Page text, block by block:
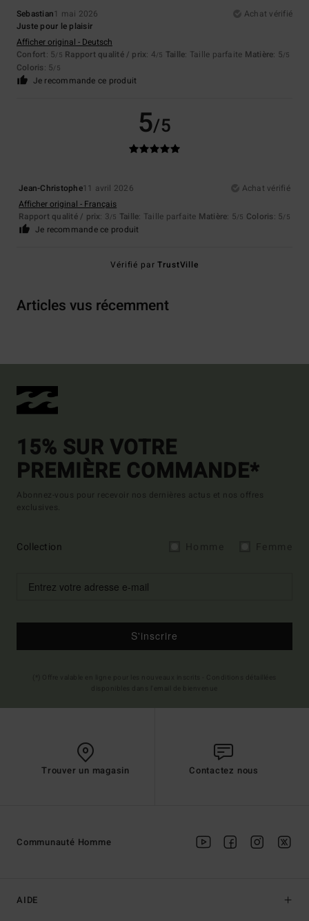
Sebastian1 mai 2026
Achat vérifié
Juste pour le plaisir
Afficher original - Deutsch
Confort: 5/5 Rapport qualité / prix: 4/5 Taille: Taille parfaite Matière: 5/5
Coloris: 5/5
Je recommande ce produit
5/5
Jean-Christophe11 avril 2026
Achat vérifié
Afficher original - Français
Rapport qualité / prix: 3/5 Taille: Taille parfaite Matière: 5/5 Coloris: 5/5
Je recommande ce produit
Vérifié parTrustVille
Articles vus récemment
15% SUR VOTRE
PREMIÈRE COMMANDE*
Abonnez-vous pour recevoir nos dernières actus et nos offres
exclusives.
Collection
S'inscrire
Trouver un magasin Contactez nous
AIDE
Communauté Homme